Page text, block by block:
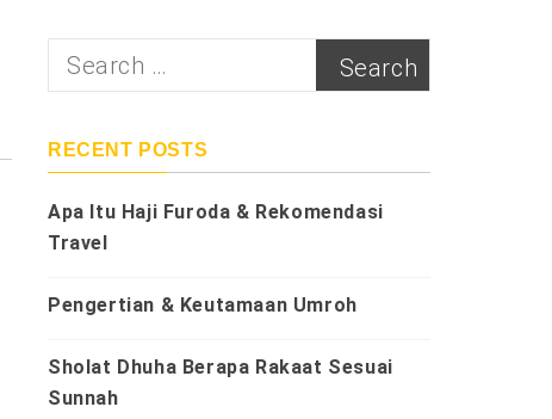
Search
RECENT POSTS
Apa Itu Haji Furoda & Rekomendasi
Travel
Pengertian & Keutamaan Umroh
Sholat Dhuha Berapa Rakaat Sesuai
Sunnah